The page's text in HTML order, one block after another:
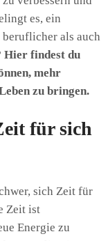
es, ein
als auch
Hier findest du
mehr
zu bringen.
für sich
sich Zeit für
Zeit ist
Energie zu